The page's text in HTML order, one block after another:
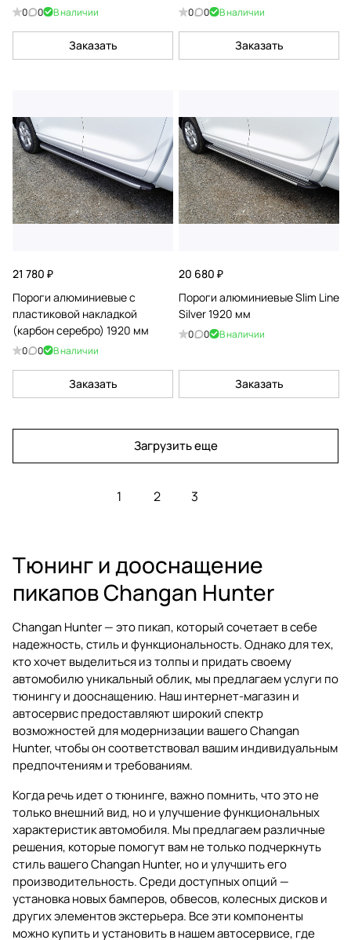
0 0 В наличии
Заказать
0 0 В наличии
Заказать
21 780 ₽
Пороги алюминиевые с
пластиковой накладкой
(карбон серебро) 1920 мм
0 0 В наличии
Заказать
20 680 ₽
Пороги алюминиевые Slim Line
Silver 1920 мм
0 0 В наличии
Заказать
Загрузить еще
1 2 3
Тюнинг и дооснащение
пикапов Changan Hunter
Changan Hunter — это пикап, который сочетает в себе
надежность, стиль и функциональность. Однако для тех,
кто хочет выделиться из толпы и придать своему
автомобилю уникальный облик, мы предлагаем услуги по
тюнингу и дооснащению. Наш интернет-магазин и
автосервис предоставляют широкий спектр
возможностей для модернизации вашего Changan
Hunter, чтобы он соответствовал вашим индивидуальным
предпочтениям и требованиям.
Когда речь идет о тюнинге, важно помнить, что это не
только внешний вид, но и улучшение функциональных
характеристик автомобиля. Мы предлагаем различные
решения, которые помогут вам не только подчеркнуть
стиль вашего Changan Hunter, но и улучшить его
производительность. Среди доступных опций —
установка новых бамперов, обвесов, колесных дисков и
других элементов экстерьера. Все эти компоненты
можно купить и установить в нашем автосервисе, где